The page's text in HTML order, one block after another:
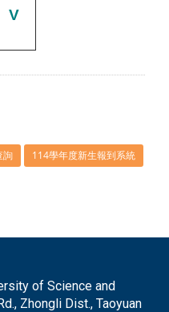
V
詢 114學年度新生報到系統
of Science and
Zhongli Dist., Taoyuan